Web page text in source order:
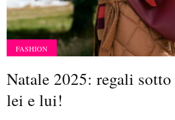
FASHION
Natale 2025: regali
lei e lui!